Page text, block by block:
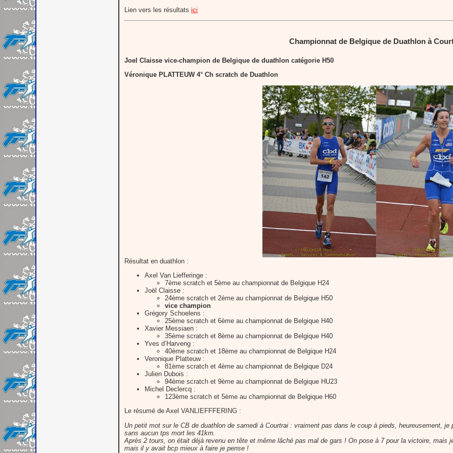
Lien vers les résultats ici
Championnat de Belgique de Duathlon à
Joel Claisse vice-champion de Belgique de duathlon catégorie H50
Véronique PLATTEUW 4° Ch scratch de Duathlon
Résultat en duathlon :
Axel Van Liefferinge :
7ème scratch et 5ème au championnat de Belgique H24
Joël Claisse :
24ème scratch et 2ème au championnat de Belgique H50
vice champion
Grégory Schoelens :
25ème scratch et 6ème au championnat de Belgique H40
Xavier Messiaen :
35ème scratch et 8ème au championnat de Belgique H40
Yves d’Harveng :
40ème scratch et 18ème au championnat de Belgique H24
Veronique Platteuw :
81ème scratch et 4ème au championnat de Belgique D24
Julien Dubois :
94ème scratch et 9ème au championnat de Belgique HU23
Michel Declercq :
123ème scratch et 5ème au championnat de Belgique H60
Le résumé de Axel VANLIEFFFERING :
Un petit mot sur le CB de duathlon de samedi à Courtrai : vraiment pas dans le coup à pieds, heureusement,
sans aucun tps mort les 41km.
Après 2 tours, on était déjà revenu en tête et même lâché pas mal de gars ! On pose à 7 pour la victoire, mais
mais il y avait bcp mieux à faire je pense !